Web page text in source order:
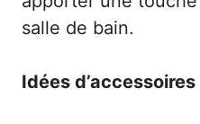
salle de bain.
Idées